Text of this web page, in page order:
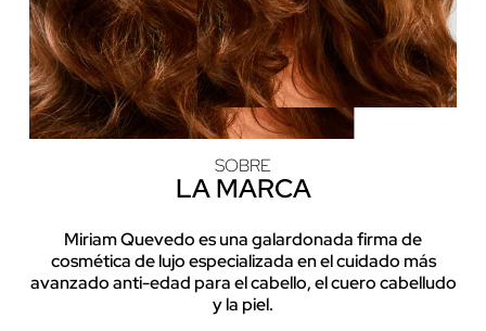
SOBRE
LA MARCA
Miriam Quevedo es una galardonada firma de
cosmética de lujo especializada en el cuidado más
avanzado anti-edad para el cabello, el cuero cabelludo
y la piel.